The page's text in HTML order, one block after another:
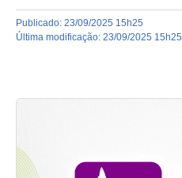
publicado: 23/09/2025 15h25
última modificação: 23/09/2025 15h25